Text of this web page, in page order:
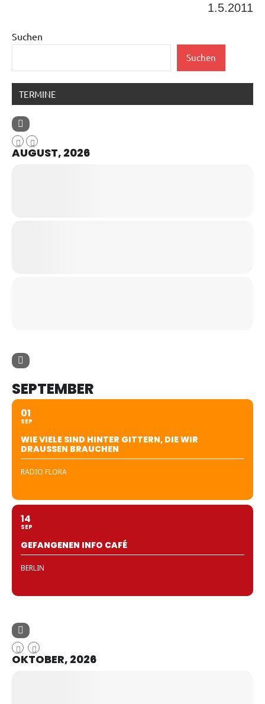
1.5.2011
Suchen
Suchen
TERMINE
AUGUST, 2026
SEPTEMBER
01
SEP
WIE VIELE SIND HINTER GITTERN, DIE WIR
DRAUSSEN BRAUCHEN
RADIO FLORA
14
SEP
GEFANGENEN INFO CAFÉ
BERLIN
OKTOBER, 2026